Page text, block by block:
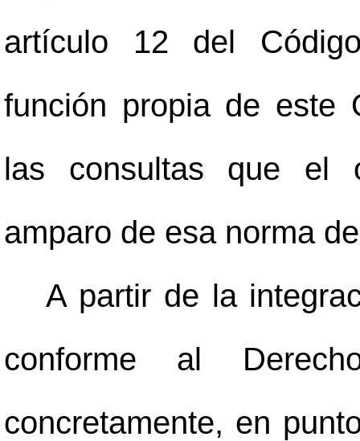
artículo 12 del
función propia de este
las consultas que el
amparo de esa norma
A partir de la
conforme al
concretamente, en